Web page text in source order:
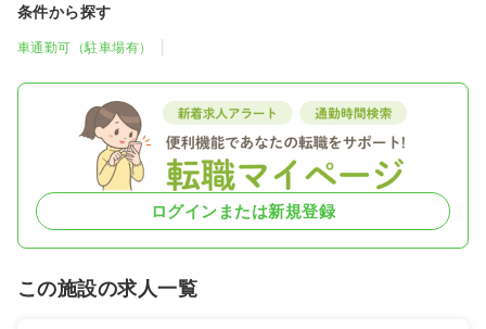
条件から探す
車通勤可（駐車場有）
ログインまたは新規登録
この施設の求人一覧